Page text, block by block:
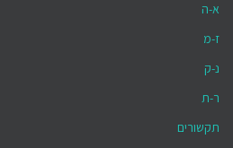
א-ה
ז-מ
נ-ק
ר-ת
תקשורים